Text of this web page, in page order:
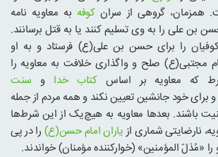
همزمان، گروهی از سرانکوفه به معاویه نامه
بن علی را به وی تسلیم کنند یا به قتل برسانند.
کوفیان را برای حسن بن علی(ع) فرستاد و به او
مجتبی(ع) صلح و واگذاری خلافت به معاویه را
که معاویه بر اساسکتاب خدا و سنت
برای خود جانشین تعیین نکند و همه مردم از جمله
باشند. بعدها معاویه به هیچ‌یک از این شرط‌ها
نارضایتی شماری از یاران امام حسن(ع) را در پی
«مُذلّ المؤمنین» (خوارکننده مؤمنان) خواندند.